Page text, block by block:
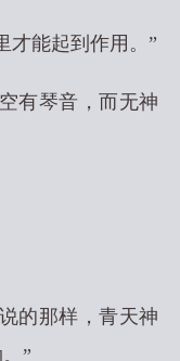
才能起到作用。”
有琴音，而无神
的那样，青天神
”